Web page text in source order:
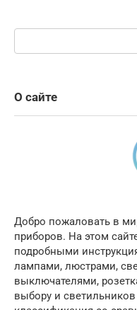
Поиск:
О сайте
Добро пожаловать в
приборов. На этом
подробными
лампами, люстрами,
выключателями,
выбору и